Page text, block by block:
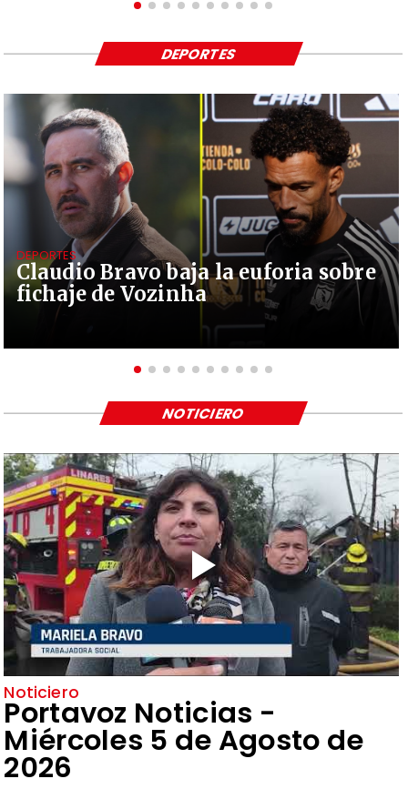
Claudio Bravo baja la euforia sobre
fichaje de Vozinha
DEPORTES
DEPORTES
Noticiero
Portavoz Noticias -
Miércoles 5 de Agosto de
2026
NOTICIERO